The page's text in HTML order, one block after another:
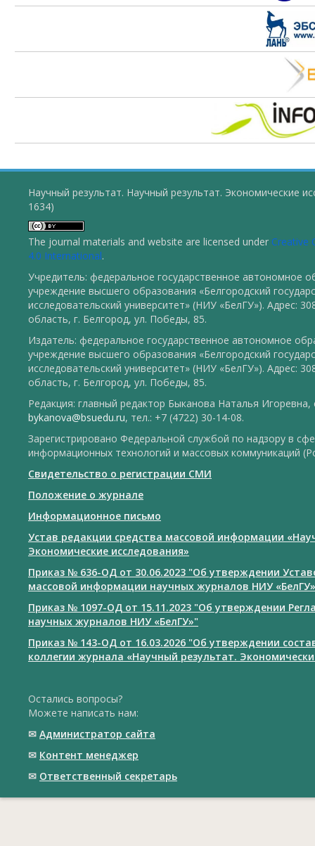
Научный результат. Научный результат. Экономические
1634)
The journal materials and website are licensed under Creative
4.0 International.
Учредитель: федеральное государственное автономное
учреждение высшего образования «Белгородский
исследовательский университет» (НИУ «БелГУ»). Адрес:
область, г. Белгород, ул. Победы, 85.
Издатель: федеральное государственное автономное
учреждение высшего образования «Белгородский
исследовательский университет» (НИУ «БелГУ»). Адрес:
область, г. Белгород, ул. Победы, 85.
Редакция: главный редактор Быканова Наталья Игоревна,
bykanova@bsuedu.ru, тел.: +7 (4722) 30-14-08.
Зарегистрировано Федеральной службой по надзору в
информационных технологий и массовых коммуникаций
Свидетельство о регистрации СМИ
Положение о журнале
Информационное письмо
Устав редакции средства массовой информации
Экономические исследования»
Приказ № 636-ОД от 30.06.2023 "Об утверждении
массовой информации научных журналов НИУ «БелГУ»
Приказ № 1097-ОД от 15.11.2023 "Об утверждении
научных журналов НИУ «БелГУ»"
Приказ № 143-ОД от 16.03.2026 "Об утверждении
коллегии журнала «Научный результат.
Остались вопросы?
Можете написать нам:
✉ Администратор сайта
✉ Контент менеджер
✉ Ответственный cекретарь